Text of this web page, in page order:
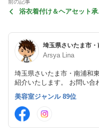
前の記事
浴衣着付け＆ヘアセット承
Arsya Lina
埼玉県さいたま市・南浦和
紹介いたします。 お問い合わせ・ご予約はこちら⇒048-762-7520
OPEN 月～木 10:00～
00 CLOSE 毎週水曜日・第1,3火曜日。月により定休日の変更もあ
ります。
美容室ジャンル 89位